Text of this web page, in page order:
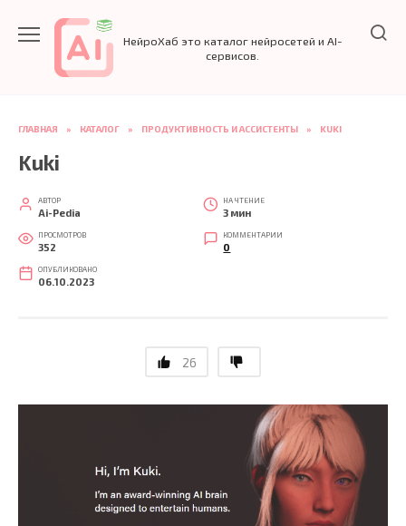
содержанию
НейроХаб это каталог нейросетей и AI-
сервисов.
ГЛАВНАЯ » КАТАЛОГ » ПРОДУКТИВНОСТЬ И АССИСТЕНТЫ » KUKI
Kuki
АВТОР
Ai-Pedia
НА ЧТЕНИЕ
3 мин
ПРОСМОТРОВ
352
КОММЕНТАРИИ
0
ОПУБЛИКОВАНО
06.10.2023
26